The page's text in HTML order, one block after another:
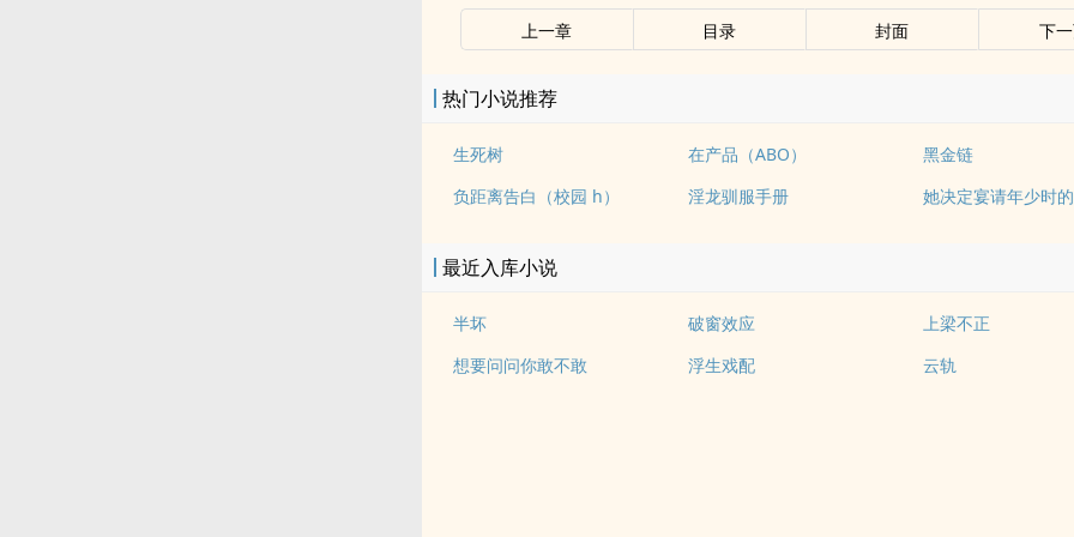
上一章 目录 封面 下
热门小说推荐
生死树 在产品（ABO）
黑金链
负距离告白（校园 h）
淫龙驯服手册
最近入库小说
半坏 破窗效应
上梁不正
想要问问你敢不敢
浮生戏配 云轨